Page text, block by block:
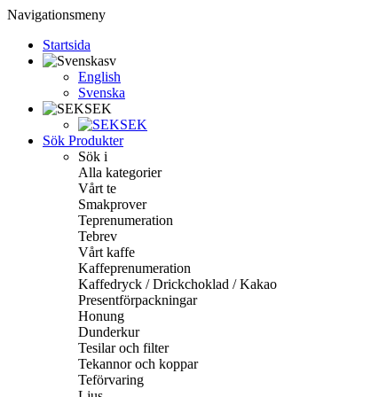
Navigationsmeny
Startsida
sv
English
Svenska
SEK
SEK
Sök Produkter
Sök i
Alla kategorier
Vårt te
Smakprover
Teprenumeration
Tebrev
Vårt kaffe
Kaffeprenumeration
Kaffedryck / Drickchoklad / Kakao
Presentförpackningar
Honung
Dunderkur
Tesilar och filter
Tekannor och koppar
Teförvaring